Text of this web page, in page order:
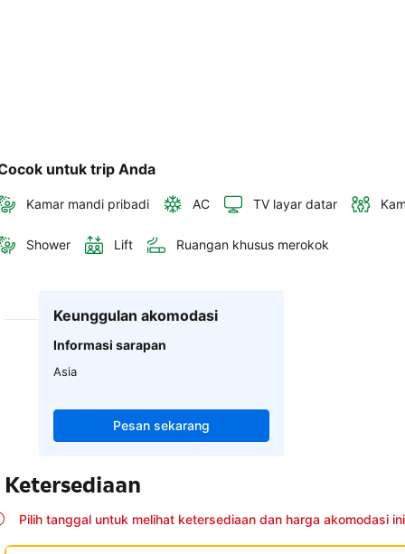
untuk trip Anda
Kamar mandi pribadi AC TV layar datar
Shower Lift Ruangan khusus merokok
Keunggulan akomodasi
Informasi sarapan
Asia
Pesan sekarang
Ketersediaan
Pilih tanggal untuk melihat ketersediaan dan harga akomodasi ini